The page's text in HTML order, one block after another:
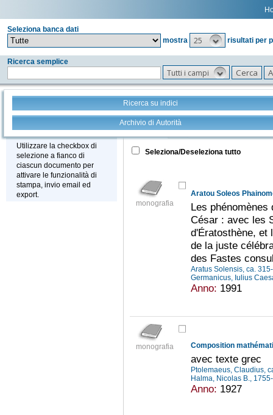
Seleziona banca dati
mostra
25 risultati per
Ricerca semplice
Tutti i campi
Ricerca su indici
Archivio di Autorità
Stampa - Email - Export
Utilizzare la checkbox di
selezione a fianco di
ciascun documento per
attivare le funzionalità di
stampa, invio email ed
export.
Tutto +
Seleziona/Deseleziona tutto
monografia
Les
César : avec les
d'Ératosthène, et
de la juste
des Fastes
Aratus Solensis, ca.
Germanicus, Iulius
Anno: 1991
monografia Composition
avec texte grec
Ptolemaeus, Claudius,
Halma, Nicolas B.,
Anno: 1927